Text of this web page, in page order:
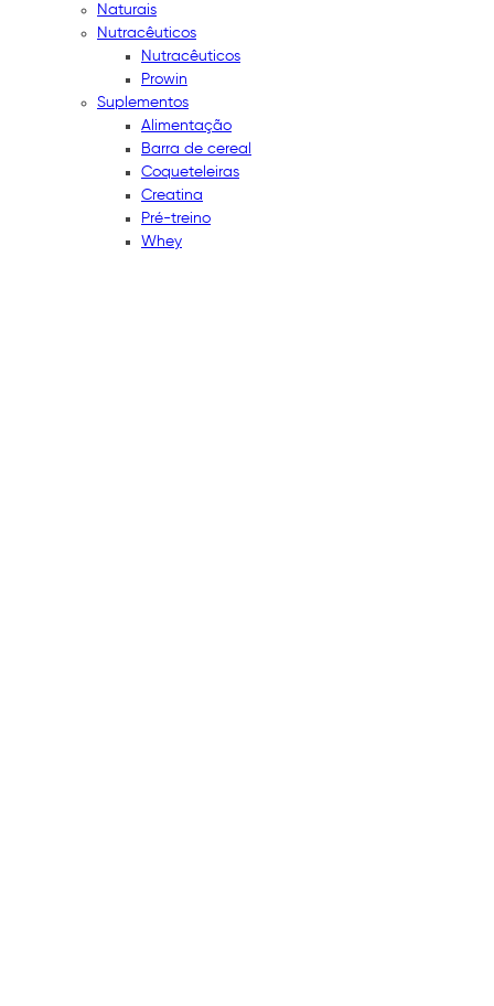
Naturais
Nutracêuticos
Nutracêuticos
Prowin
Suplementos
Alimentação
Barra de cereal
Coqueteleiras
Creatina
Pré-treino
Whey